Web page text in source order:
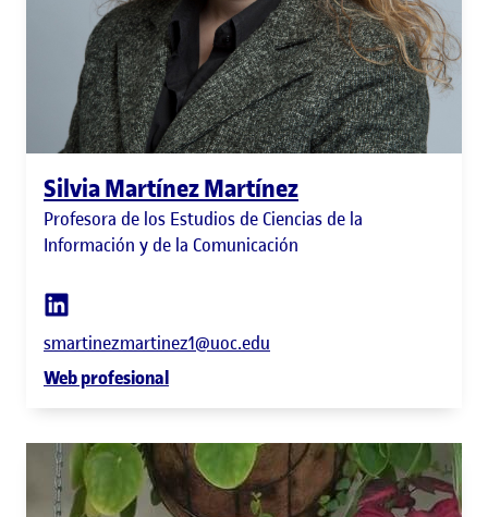
Silvia Martínez Martínez
Profesora de los Estudios de Ciencias de la
Información y de la Comunicación
smartinezmartinez1@uoc.edu
Web profesional